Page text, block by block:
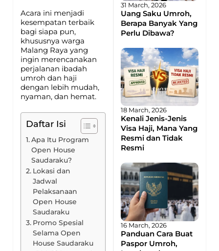
Acara ini menjadi
kesempatan terbaik
bagi siapa pun,
khususnya warga
Malang Raya yang
ingin merencanakan
perjalanan ibadah
umroh dan haji
dengan lebih mudah,
nyaman, dan hemat.
Daftar Isi
Apa Itu Program
Open House
Saudaraku?
Lokasi dan
Jadwal
Pelaksanaan
Open House
Saudaraku
Promo Spesial
Selama Open
House Saudaraku
31 March, 2026
Uang Saku Umroh,
Berapa Banyak Yang
Perlu Dibawa?
18 March, 2026
Kenali Jenis-Jenis
Visa Haji, Mana Yang
Resmi dan Tidak
Resmi
16 March, 2026
Panduan Cara Buat
Paspor Umroh,